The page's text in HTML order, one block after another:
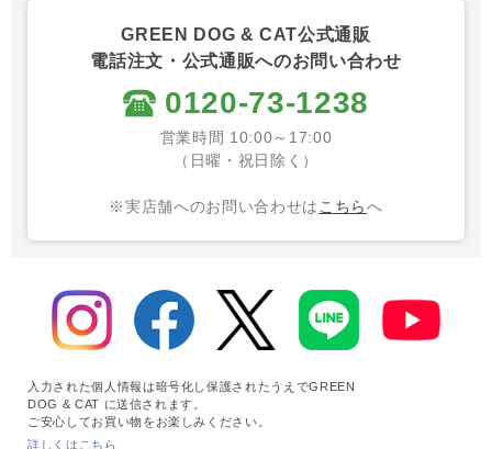
GREEN DOG & CAT公式通販
電話注文・公式通販へのお問い合わせ
0120-73-1238
営業時間 10:00～17:00
（日曜・祝日除く）
※実店舗へのお問い合わせは こちらへ
入力された個人情報は暗号化し保護されたうえでGREEN
DOG & CAT に送信されます。
ご安心してお買い物をお楽しみください。
詳しくはこちら